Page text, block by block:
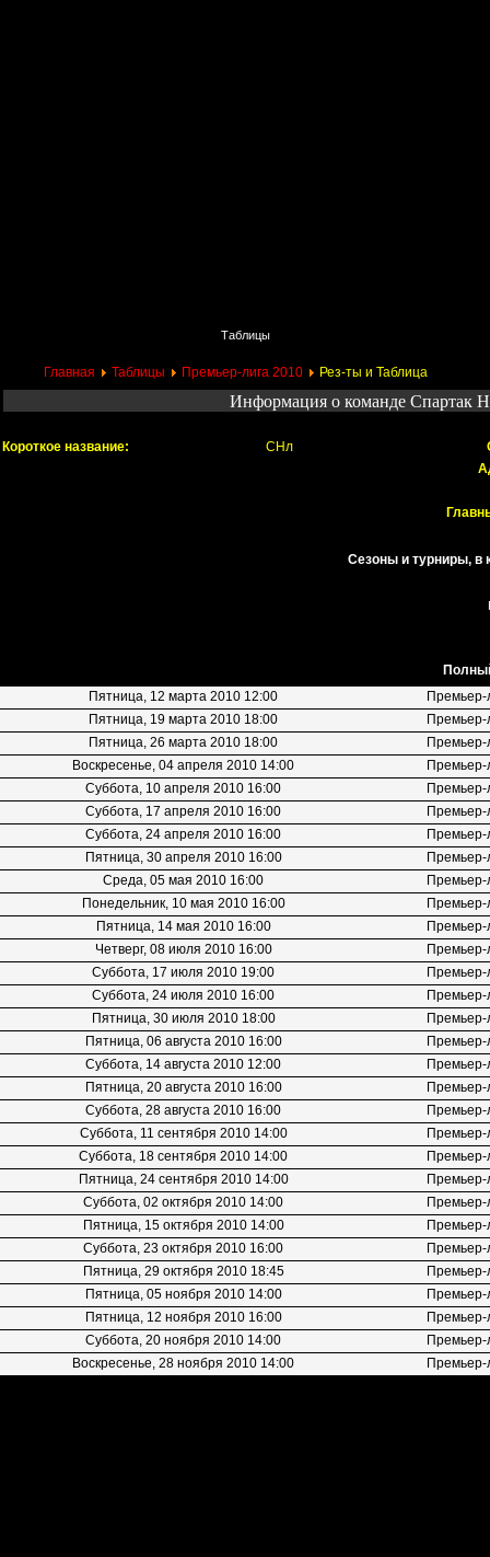
Таблицы
Главная Таблицы Премьер-лига 2010 Рез-ты и Таблица
Информация о команде Спартак
Короткое название: СНл
Сезоны и турниры, в
Пятница, 12 марта 2010 12:00
Премьер-
Пятница, 19 марта 2010 18:00
Премьер-
Пятница, 26 марта 2010 18:00
Премьер-
Воскресенье, 04 апреля 2010 14:00
Премьер-
Суббота, 10 апреля 2010 16:00
Премьер-
Суббота, 17 апреля 2010 16:00
Премьер-
Суббота, 24 апреля 2010 16:00
Премьер-
Пятница, 30 апреля 2010 16:00
Премьер-
Среда, 05 мая 2010 16:00
Премьер-
Понедельник, 10 мая 2010 16:00
Премьер-
Пятница, 14 мая 2010 16:00
Премьер-
Четверг, 08 июля 2010 16:00
Премьер-
Суббота, 17 июля 2010 19:00
Премьер-
Суббота, 24 июля 2010 16:00
Премьер-
Пятница, 30 июля 2010 18:00
Премьер-
Пятница, 06 августа 2010 16:00
Премьер-
Суббота, 14 августа 2010 12:00
Премьер-
Пятница, 20 августа 2010 16:00
Премьер-
Суббота, 28 августа 2010 16:00
Премьер-
Суббота, 11 сентября 2010 14:00
Премьер-
Суббота, 18 сентября 2010 14:00
Премьер-
Пятница, 24 сентября 2010 14:00
Премьер-
Суббота, 02 октября 2010 14:00
Премьер-
Пятница, 15 октября 2010 14:00
Премьер-
Суббота, 23 октября 2010 16:00
Премьер-
Пятница, 29 октября 2010 18:45
Премьер-
Пятница, 05 ноября 2010 14:00
Премьер-
Пятница, 12 ноября 2010 16:00
Премьер-
Суббота, 20 ноября 2010 14:00
Премьер-
Воскресенье, 28 ноября 2010 14:00
Премьер-